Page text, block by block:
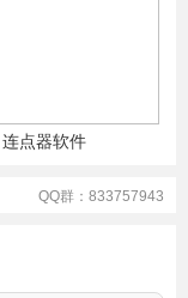
连点器软件
QQ群：833757943